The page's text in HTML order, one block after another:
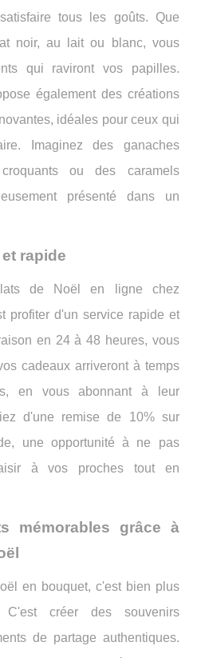
tous les goûts. Que
noir, au lait ou blanc, vous
qui raviront vos papilles.
également des créations
idéales pour ceux qui
Imaginez des ganaches
ou des caramels
présenté dans un
rapide
de Noël en ligne chez
profiter d'un service rapide et
en 24 à 48 heures, vous
cadeaux arriveront à temps
en vous abonnant à leur
d'une remise de 10% sur
une opportunité à ne pas
à vos proches tout en
mémorables grâce à
en bouquet, c'est bien plus
créer des souvenirs
de partage authentiques.